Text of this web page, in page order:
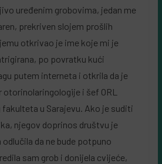
uređenim grobovima, jedan me
prekriven slojem prošlih
otkrivao je ime koje mi je
po povratku kući
putem interneta i otkrila da je
i šef ORL
u Sarajevu. Ako je suditi
njegov doprinos društvu je
da ne bude potpuno
sam grob i donijela cvijeće,